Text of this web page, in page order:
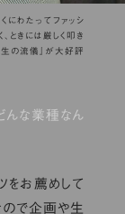
にわたってファッシ
ときには厳しく叩き
生の流儀』が大好評
んな業種なん
お薦めして
ので企画や生